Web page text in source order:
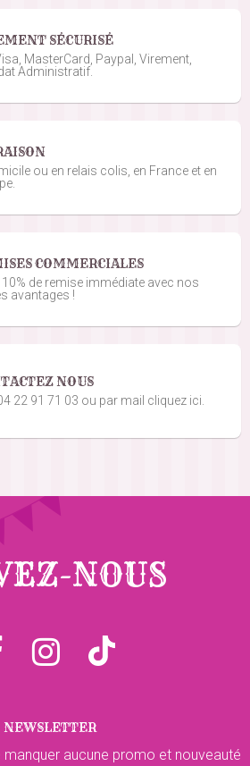
SÉCURISÉ
MasterCard, Paypal, Virement,
Administratif.
ou en relais colis, en France et en
COMMERCIALES
10% de remise immédiate avec nos
avantages !
NOUS
22 91 71 03 ou par mail cliquez ici.
NOUS
NEWSLETTER
aucune promo et nouveauté